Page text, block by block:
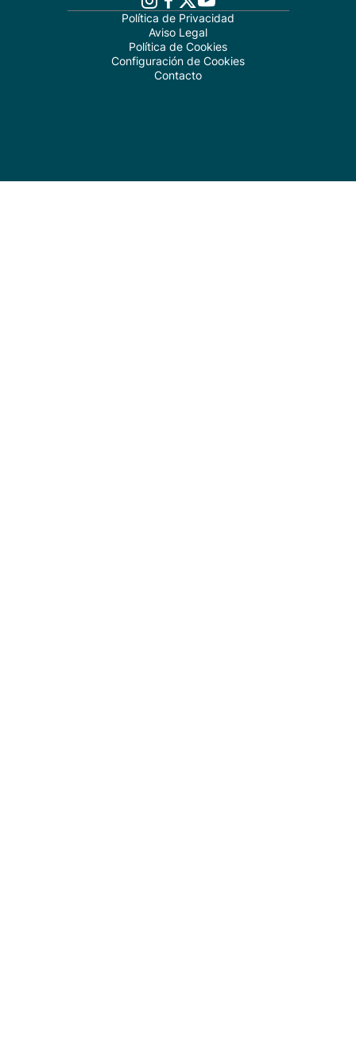
Política de Privacidad
Aviso Legal
Política de Cookies
Configuración de Cookies
Contacto